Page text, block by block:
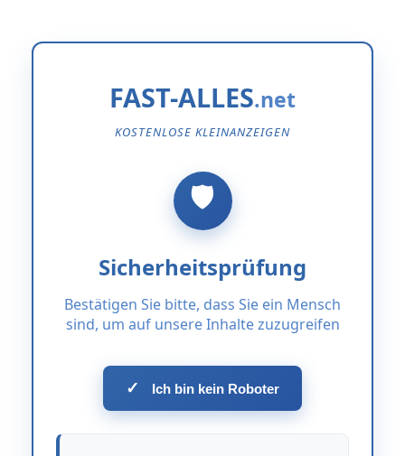
FAST-ALLES
KOSTENLOSE KLEINANZEIGEN
Sicherheitsprüfung
Bestätigen Sie bitte, dass Sie ein Mensch
sind, um auf unsere Inhalte zuzugreifen
✓ Ich bin kein Roboter